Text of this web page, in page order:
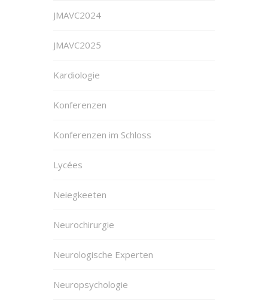
JMAVC2024
JMAVC2025
Kardiologie
Konferenzen
Konferenzen im Schloss
Lycées
Neiegkeeten
Neurochirurgie
Neurologische Experten
Neuropsychologie